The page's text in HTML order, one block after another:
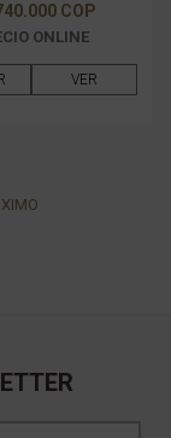
COP
ONLINE
VER